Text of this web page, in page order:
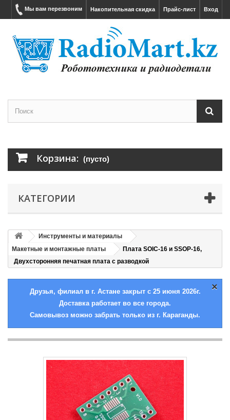
Вход
Прайс-лист
Накопительная скидка
Мы вам перезвоним
Корзина: (пусто)
КАТЕГОРИИ
Инструменты и материалы
Макетные и монтажные платы
Плата SOIC-16 и SSOP-16,
Двухсторонняя печатная плата с разводкой
×
Друзья, филиал в г. Астане закрыт с 25 июня 2026г.
Доставка работает во все города.
Самовывоз можно забрать только из г. Караганды.